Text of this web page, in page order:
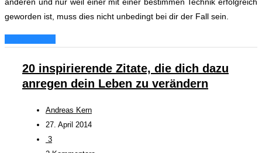
geworden ist, muss dies nicht unbedingt bei dir der Fall sein.
20 inspirierende Zitate, die dich dazu
anregen dein Leben zu verändern
Andreas Kern
27. April 2014
3